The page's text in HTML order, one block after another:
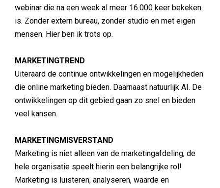
webinar die na een week al meer 16.000 keer bekeken
is. Zonder extern bureau, zonder studio en met eigen
mensen. Hier ben ik trots op.
MARKETINGTREND
Uiteraard de continue ontwikkelingen en mogelijkheden
die online marketing bieden. Daarnaast natuurlijk AI. De
ontwikkelingen op dit gebied gaan zo snel en bieden
veel kansen.
MARKETINGMISVERSTAND
Marketing is niet alleen van de marketingafdeling, de
hele organisatie speelt hierin een belangrijke rol!
Marketing is luisteren, analyseren, waarde en